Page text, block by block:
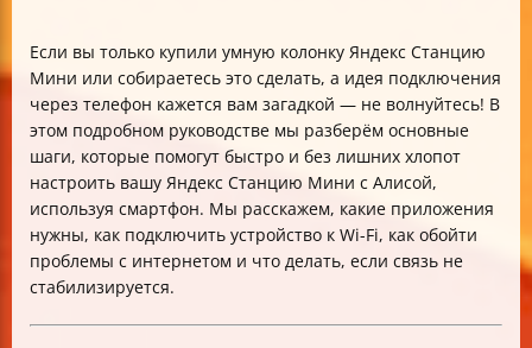
Если вы только купили умную колонку Яндекс Станцию
Мини или собираетесь это сделать, а идея подключения
через телефон кажется вам загадкой — не волнуйтесь! В
этом подробном руководстве мы разберём основные
шаги, которые помогут быстро и без лишних хлопот
настроить вашу Яндекс Станцию Мини с Алисой,
используя смартфон. Мы расскажем, какие приложения
нужны, как подключить устройство к Wi-Fi, как обойти
проблемы с интернетом и что делать, если связь не
стабилизируется.